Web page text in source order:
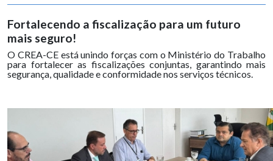
Fortalecendo a fiscalização para um futuro
mais seguro!
O CREA-CE está unindo forças com o Ministério do Trabalho
para fortalecer as fiscalizações conjuntas, garantindo mais
segurança, qualidade e conformidade nos serviços técnicos.